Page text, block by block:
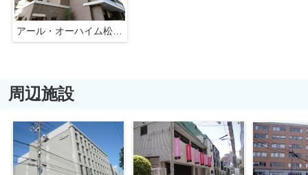
アール・オーハイム松崎町
周辺施設